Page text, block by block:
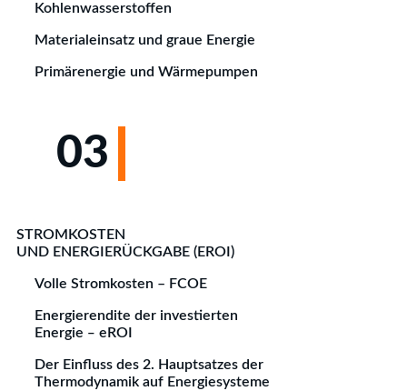
Kohlenwasserstoffen
Materialeinsatz und graue Energie
Primärenergie und Wärmepumpen
03
STROMKOSTEN
UND ENERGIERÜCKGABE (EROI)
Volle Stromkosten – FCOE
Energierendite der investierten
Energie ‒ eROI
Der Einfluss des 2. Hauptsatzes der
Thermodynamik auf Energiesysteme